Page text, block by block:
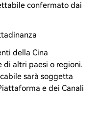
confermato dai
della Cina
altri paesi o regioni.
sarà soggetta
e dei Canali